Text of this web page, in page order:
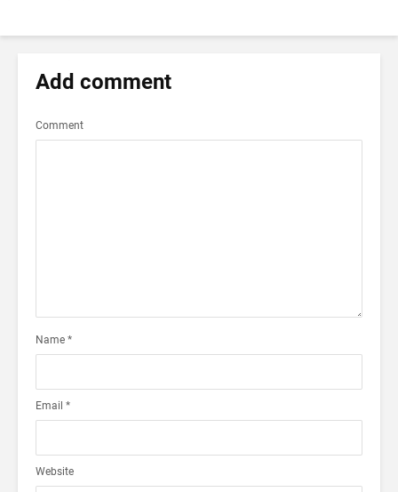
Add comment
Comment
Name *
Email *
Website